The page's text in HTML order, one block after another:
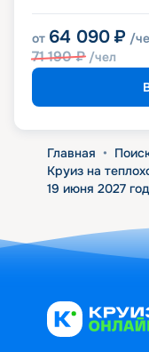
от 64 090 ₽ /
71 190₽ /чел
Главная •
Круиз на
19 июня 2027